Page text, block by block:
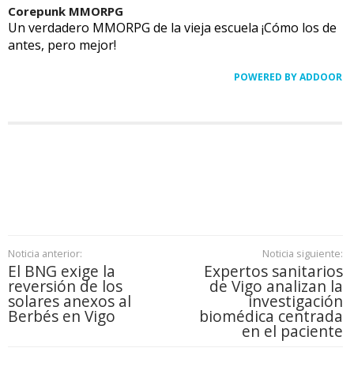
Corepunk MMORPG
Un verdadero MMORPG de la vieja escuela ¡Cómo los de
antes, pero mejor!
POWERED BY ADDOOR
Noticia anterior:
El BNG exige la
reversión de los
solares anexos al
Berbés en Vigo
Noticia siguiente:
Expertos sanitarios
de Vigo analizan la
investigación
biomédica centrada
en el paciente